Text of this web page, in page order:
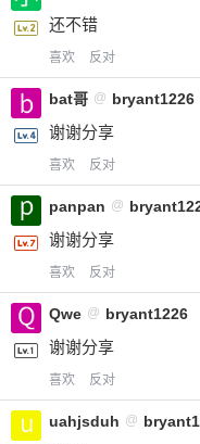
还不错
喜欢 反对
bat哥 @ bryant1226
谢谢分享
喜欢 反对
panpan @
谢谢分享
喜欢 反对
Qwe @ bryant1226
谢谢分享
喜欢 反对
uahjsduh @